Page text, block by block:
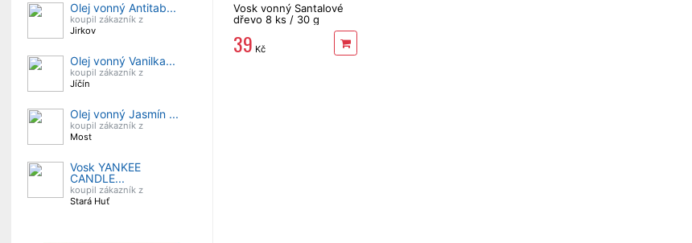
Olej vonný Antitab...
koupil zákazník z
Jirkov
Olej vonný Vanilka...
koupil zákazník z
Jíčín
Olej vonný Jasmín ...
koupil zákazník z
Most
Vosk YANKEE
CANDLE...
koupil zákazník z
Stará Huť
Vosk vonný Santalové
dřevo 8 ks / 30 g
39 Kč